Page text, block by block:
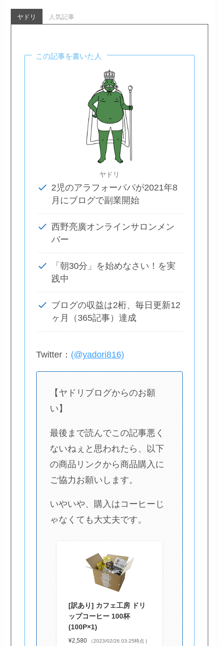
ヤドリ 人気記事
この記事を書いた人
ヤドリ
2児のアラフォーパパが2021年8
月にブログで副業開始
西野亮廣オンラインサロンメン
バー
「朝30分」を始めなさい！を実
践中
ブログの収益は2桁、毎日更新12
ヶ月（365記事）達成
Twitter： (@yadori816)
【ヤドリブログからのお願
い】
最後まで読んでこの記事悪く
ないねぇと思われたら、以下
の商品リンクから商品購入に
ご協力お願いします。
いやいや、購入はコーヒーじ
ゃなくても大丈夫です。
[訳あり] カフェ工房 ドリ
ップコーヒー 100杯
(100P×1)
¥2,580
（2023/02/26 03:25時点 |